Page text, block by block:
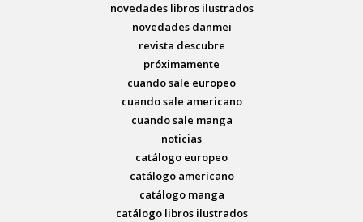
novedades libros ilustrados
novedades danmei
revista descubre
próximamente
cuando sale europeo
cuando sale americano
cuando sale manga
noticias
catálogo europeo
catálogo americano
catálogo manga
catálogo libros ilustrados